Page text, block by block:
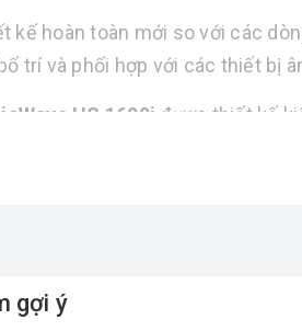
kế hoàn toàn mới so với các
trí và phối hợp với các thiết bị
HS 1600i được thiết kế
cho KaraOke chuyên
gợi ý